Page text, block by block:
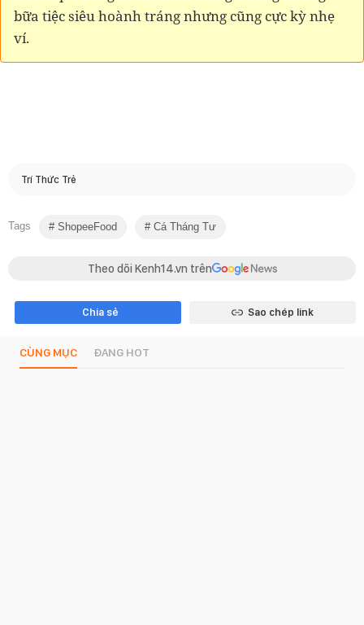
bữa tiệc siêu hoành tráng nhưng cũng cực kỳ nhẹ
ví.
Trí Thức Trẻ
Tags ShopeeFood Cá Tháng Tư
Theo dõi Kenh14.vn trên
Chia sẻ Sao chép link
CÙNG MỤC ĐANG HOT